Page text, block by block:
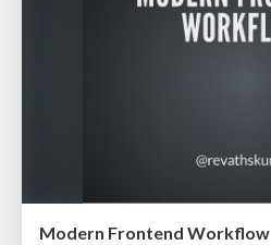
Modern Frontend Workflow